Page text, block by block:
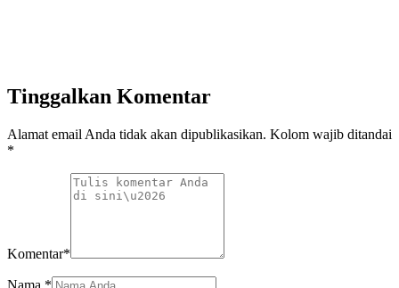
Tinggalkan Komentar
Alamat email Anda tidak akan dipublikasikan. Kolom wajib ditandai
*
Komentar*
Nama *